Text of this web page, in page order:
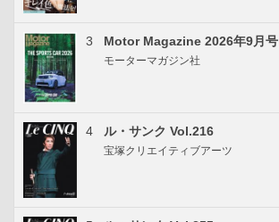
3 Motor Magazine 2026年9月号
モーターマガジン社
4 ル・サンク Vol.216
宝塚クリエイティブアーツ